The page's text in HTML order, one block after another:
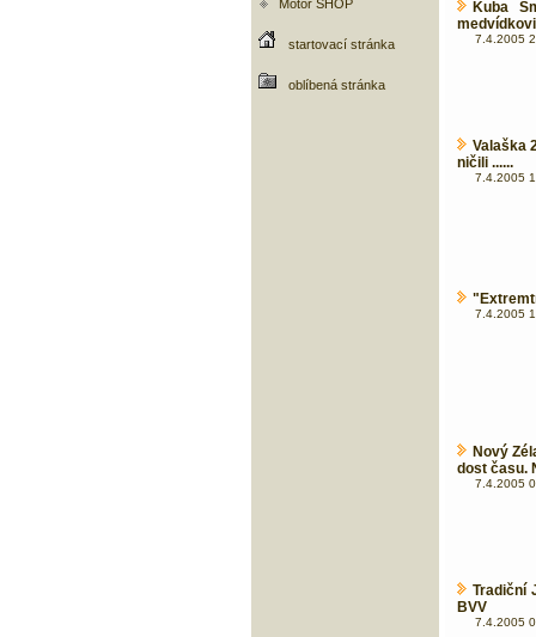
Motor SHOP
startovací stránka
oblíbená stránka
Kuba
medvídkovi
7.4.2005
Valaška
ničili ......
7.4.2005
7.4.2005
Nový
dost času.
7.4.2005
Tradiční
BVV
7.4.2005